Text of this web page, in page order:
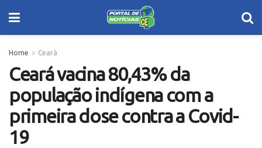
Home Ceará
Ceará vacina 80,43% da
população indígena com a
primeira dose contra a Covid-
19